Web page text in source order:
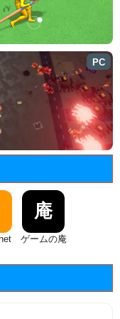
PC
庵
ゲームの庵